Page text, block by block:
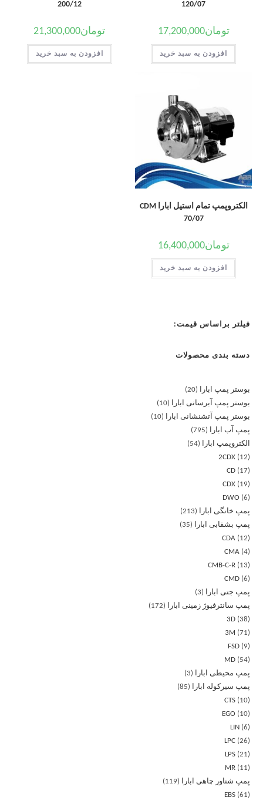
120/07
تومان17,200,000
افزودن به سبد خرید
200/12
تومان21,300,000
افزودن به سبد خرید
الکتروپمپ تمام استیل ابارا CDM
70/07
تومان16,400,000
افزودن به سبد خرید
فیلتر براساس قیمت:
دسته بندی محصولات
بوستر پمپ ابارا
20
بوستر پمپ آبرسانی ابارا
10
بوستر پمپ آتشنشانی ابارا
10
پمپ آب ابارا
795
الکتروپمپ ابارا
54
2CDX
12
CD
17
CDX
19
DWO
6
پمپ خانگی ابارا
213
پمپ بشقابی ابارا
35
CDA
12
CMA 4
CMB-C-R
13
CMD 6
پمپ جتی ابارا
3
پمپ سانترفیوژ زمینی ابارا
172
3D 38
3M
71
FSD
9
MD
54
پمپ محیطی ابارا
3
پمپ سیرکوله ابارا
85
CTS
10
EGO
10
LIN
6
LPC 26
LPS 21
MR
11
پمپ شناور چاهی ابارا
119
EBS 61